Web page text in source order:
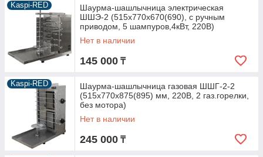
Kaspi-RED
Шаурма-шашлычница электрическая
ШШЭ-2 (515х770х670(690), с ручным
приводом, 5 шампуров,4кВт, 220В)
Нет в наличии
145 000 ₸
Kaspi-RED
Шаурма-шашлычница газовая ШШГ-2-2
(515х770х875(895) мм, 220В, 2 газ.горелки,
без мотора)
Нет в наличии
245 000 ₸